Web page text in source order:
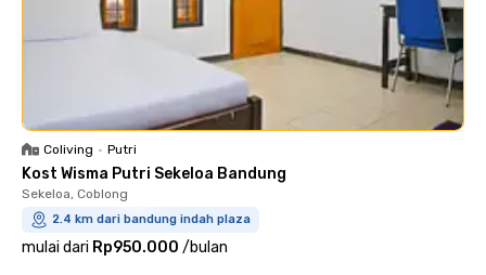
Coliving • Putri
Kost Wisma Putri Sekeloa Bandung
Sekeloa, Coblong
2.4 km dari bandung indah plaza
mulai dari Rp950.000 /bulan